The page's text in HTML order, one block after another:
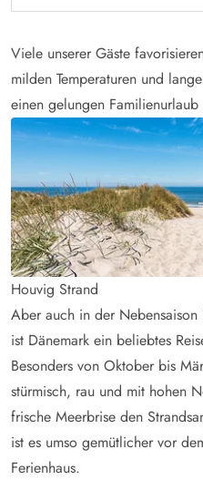
Viele unserer Gäste
milden Temperaturen und
einen gelungen Familienurlaub
Houvig Strand
Aber auch in der
ist Dänemark ein beliebtes
Besonders von Oktober bis
stürmisch, rau und mit hohen
frische Meerbrise den
ist es umso gemütlicher vor
Ferienhaus.